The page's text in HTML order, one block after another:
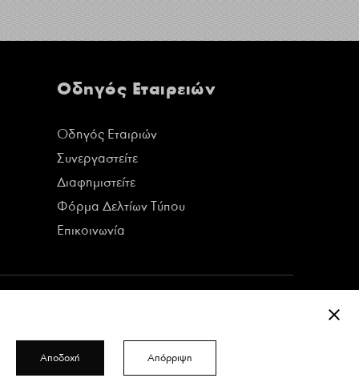
Οδηγός Εταιρειών
Οδηγός Εταιριών
Συνεργαστείτε
Διαφημιστείτε
Φόρμα Δελτίων Τύπου
Επικοινωνία
Δείτε όλα τα τεύχη του περιοδικού
Αποδοχή Απόρριψη